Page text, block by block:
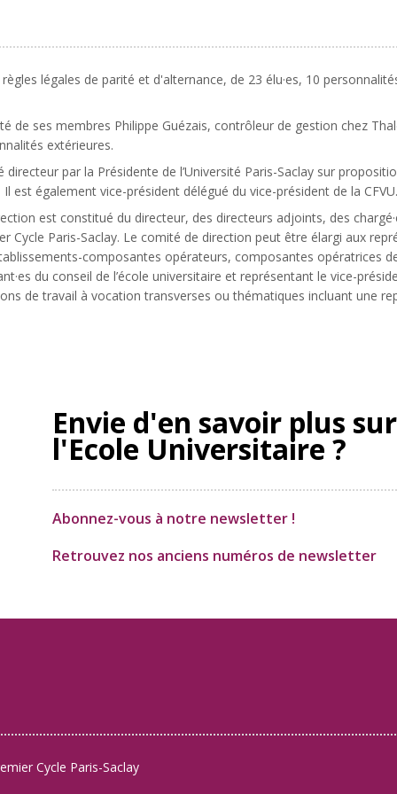
légales de parité et d'alternance, de 23 élu·es, 10
de ses membres Philippe Guézais, contrôleur de gestion chez
extérieures.
par la Présidente de l’Université Paris-Saclay sur
est également vice-président délégué du vice-président de la
est constitué du directeur, des directeurs adjoints, des
Cycle Paris-Saclay. Le comité de direction peut être élargi aux
composantes opérateurs, composantes opératrices
du conseil de l’école universitaire et représentant le vice-
de travail à vocation transverses ou thématiques incluant une
Envie d'en savoir plus
l'Ecole Universitaire ?
Abonnez-vous à notre newsletter !
Retrouvez nos anciens numéros de newsletter
Cycle Paris-Saclay